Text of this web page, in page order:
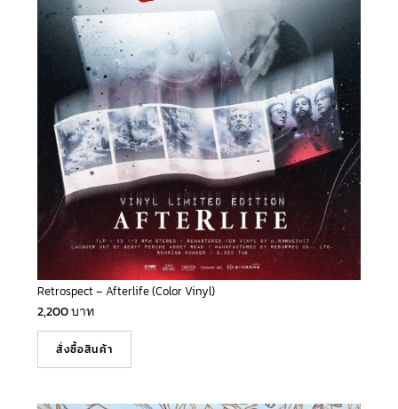
Retrospect – Afterlife (Color Vinyl)
2,200บาท
สั่งซื้อสินค้า